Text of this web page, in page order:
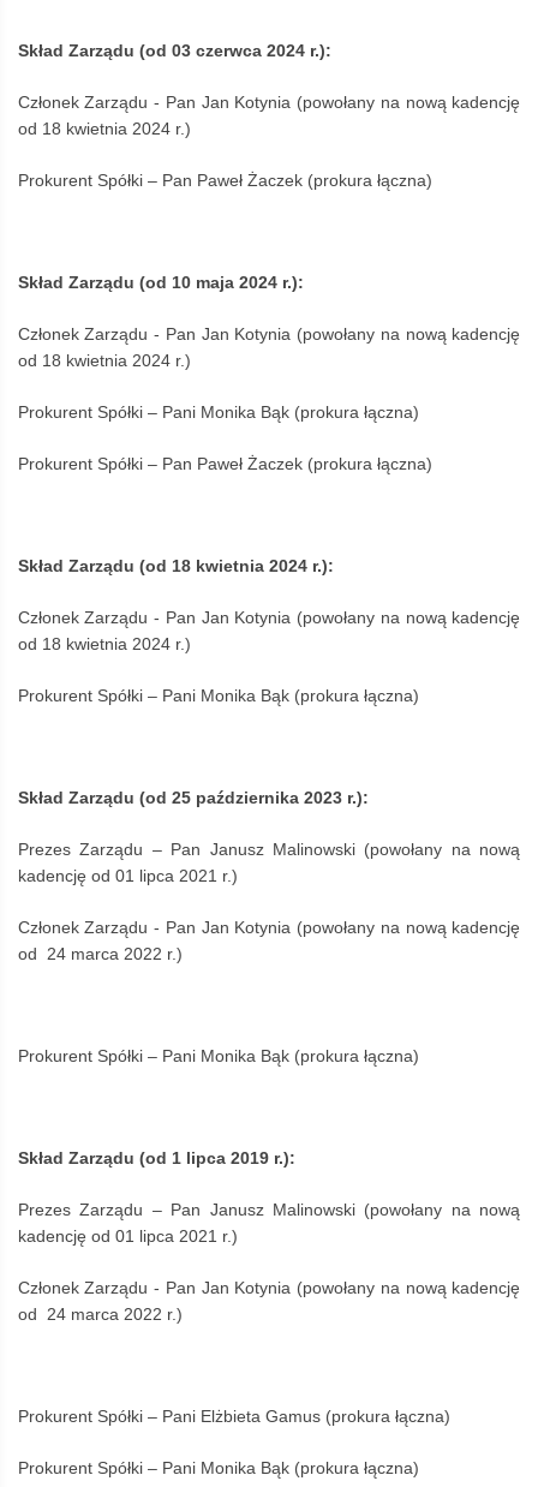
Skład Zarządu (od 03 czerwca 2024 r.):
Członek Zarządu - Pan Jan Kotynia (powołany na nową kadencję
od 18 kwietnia 2024 r.)
Prokurent Spółki – Pan Paweł Żaczek (prokura łączna)
Skład Zarządu (od 10 maja 2024 r.):
Członek Zarządu - Pan Jan Kotynia (powołany na nową kadencję
od 18 kwietnia 2024 r.)
Prokurent Spółki – Pani Monika Bąk (prokura łączna)
Prokurent Spółki – Pan Paweł Żaczek (prokura łączna)
Skład Zarządu (od 18 kwietnia 2024 r.):
Członek Zarządu - Pan Jan Kotynia (powołany na nową kadencję
od 18 kwietnia 2024 r.)
Prokurent Spółki – Pani Monika Bąk (prokura łączna)
Skład Zarządu (od 25 października 2023 r.):
Prezes Zarządu – Pan Janusz Malinowski (powołany na nową
kadencję od 01 lipca 2021 r.)
Członek Zarządu - Pan Jan Kotynia (powołany na nową kadencję
od 24 marca 2022 r.)
Prokurent Spółki – Pani Monika Bąk (prokura łączna)
Skład Zarządu (od 1 lipca 2019 r.):
Prezes Zarządu – Pan Janusz Malinowski (powołany na nową
kadencję od 01 lipca 2021 r.)
Członek Zarządu - Pan Jan Kotynia (powołany na nową kadencję
od 24 marca 2022 r.)
Prokurent Spółki – Pani Elżbieta Gamus (prokura łączna)
Prokurent Spółki – Pani Monika Bąk (prokura łączna)